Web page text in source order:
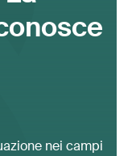
nei campi